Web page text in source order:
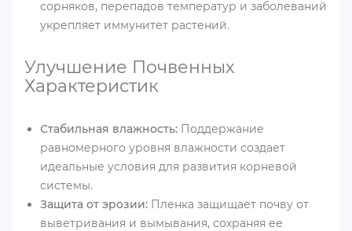
сорняков, перепадов температур и заболеваний
укрепляет иммунитет растений.
Улучшение Почвенных
Характеристик
Стабильная влажность: Поддержание
равномерного уровня влажности создает
идеальные условия для развития корневой
системы.
Защита от эрозии: Пленка защищает почву от
выветривания и вымывания, сохраняя ее